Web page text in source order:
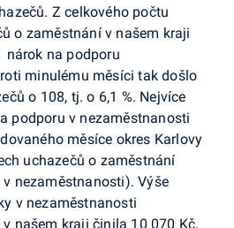
Z celkového počtu
o zaměstnání v našem kraji
nárok na podporu
minulému měsíci tak došlo
o 108, tj. o 6,1 %. Nejvíce
podporu v nezaměstnanosti
měsíce okres Karlovy
uchazečů o zaměstnání
nezaměstnanosti). Výše
v nezaměstnanosti
našem kraji činila 10 070 Kč.